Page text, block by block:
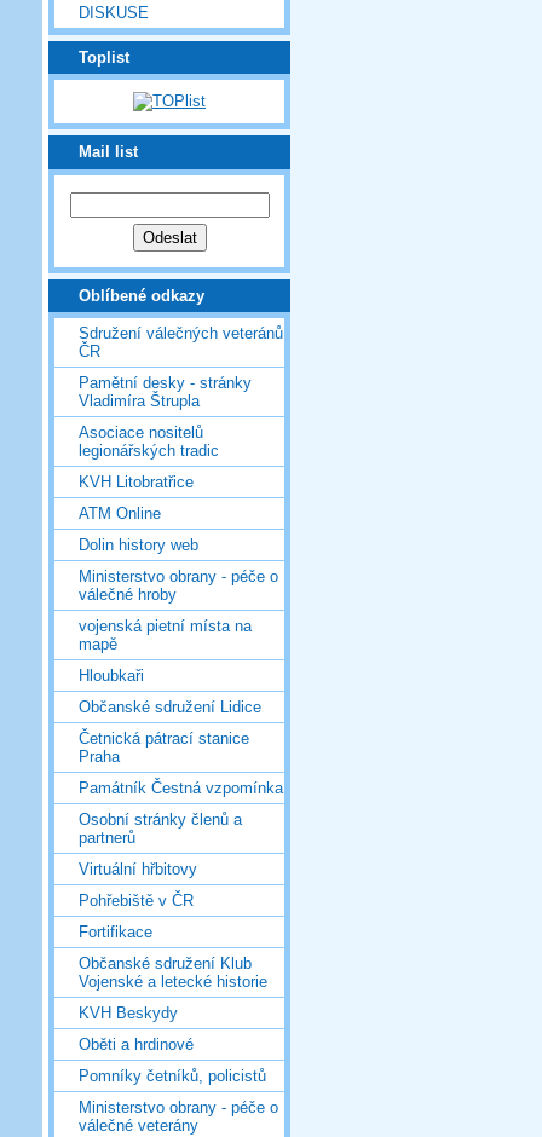
DISKUSE
Toplist
Mail list
Oblíbené odkazy
Sdružení válečných veteránů
ČR
Pamětní desky - stránky
Vladimíra Štrupla
Asociace nositelů
legionářských tradic
KVH Litobratřice
ATM Online
Dolin history web
Ministerstvo obrany - péče o
válečné hroby
vojenská pietní místa na
mapě
Hloubkaři
Občanské sdružení Lidice
Četnická pátrací stanice
Praha
Památník Čestná vzpomínka
Osobní stránky členů a
partnerů
Virtuální hřbitovy
Pohřebiště v ČR
Fortifikace
Občanské sdružení Klub
Vojenské a letecké historie
KVH Beskydy
Oběti a hrdinové
Pomníky četníků, policistů
Ministerstvo obrany - péče o
válečné veterány